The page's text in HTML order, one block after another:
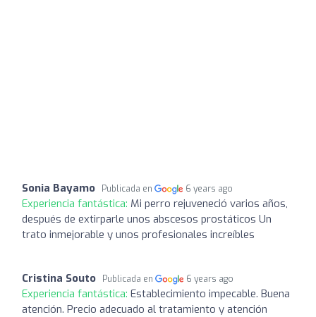
Sonia Bayamo Publicada en 6 years ago
Experiencia fantástica: Mi perro rejuveneció varios años,
después de extirparle unos abscesos prostáticos Un
trato inmejorable y unos profesionales increíbles
Cristina Souto Publicada en 6 years ago
Experiencia fantástica: Establecimiento impecable. Buena
atención. Precio adecuado al tratamiento y atención